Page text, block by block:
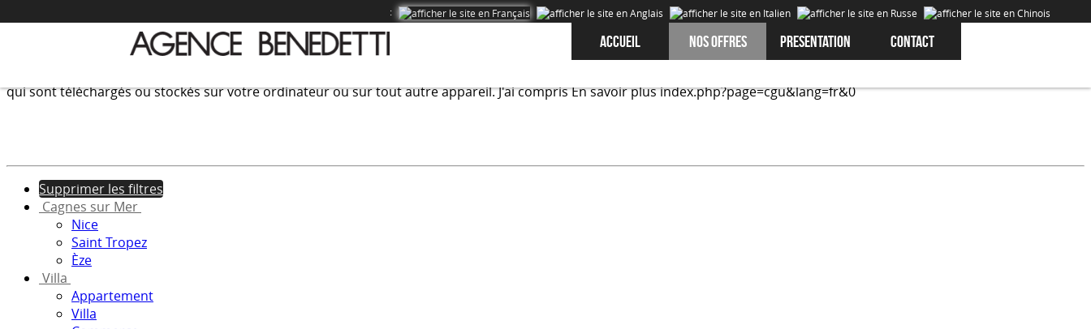
qui sont téléchargés ou stockés sur votre ordinateur ou sur tout autre appareil.J'ai comprisEn savoir plusindex.php?page=cgu&lang=fr&0
:
Accueil Nos offres Presentation Contact
Supprimer les filtres
Cagnes sur Mer
Nice
Saint Tropez
Èze
Villa
Appartement
Villa